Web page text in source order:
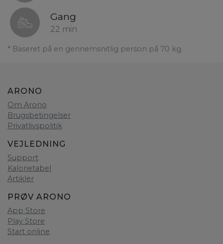
Gang
22 min
* Baseret på en gennemsnitlig person på 70 kg.
ARONO
Om Arono
Brugsbetingelser
Privatlivspolitik
VEJLEDNING
Support
Kalorietabel
Artikler
PRØV ARONO
App Store
Play Store
Start online